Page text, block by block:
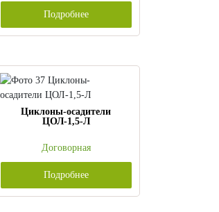
Подробнее
Циклоны-осадители
ЦОЛ-1,5-Л
Договорная
Подробнее